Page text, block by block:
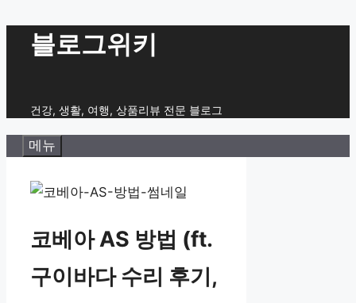
블로그위키
건강, 생활, 여행, 상품리뷰 전문 블로그
메뉴
코베아 AS 방법 (ft.
구이바다 수리 후기,